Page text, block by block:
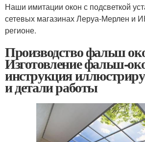
Наши имитации окон с подсветкой
сетевых магазинах Леруа-Мерлен и
регионе.
Производство фальш
Изготовление фальш-
инструкция
и детали работы